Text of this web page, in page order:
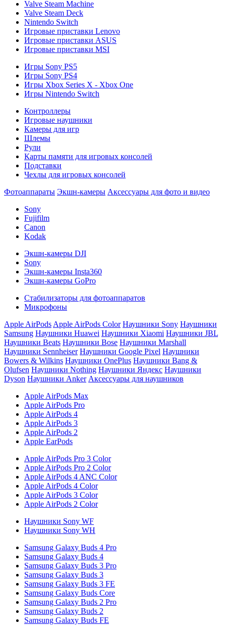
Valve Steam Machine
Valve Steam Deck
Nintendo Switch
Игровые приставки Lenovo
Игровые приставки ASUS
Игровые приставки MSI
Игры Sony PS5
Игры Sony PS4
Игры Xbox Series X - Xbox One
Игры Nintendo Switch
Контроллеры
Игровые наушники
Камеры для игр
Шлемы
Рули
Карты памяти для игровых консолей
Подставки
Чехлы для игровых консолей
Фотоаппараты Экшн-камеры Аксессуары для фото и видео
Sony
Fujifilm
Canon
Kodak
Экшн-камеры DJI
Sony
Экшн-камеры Insta360
Экшн-камеры GoPro
Стабилизаторы для фотоаппаратов
Микрофоны
Apple AirPods Apple AirPods Color Наушники Sony Наушники
Samsung Наушники Huawei Наушники Xiaomi Наушники JBL
Наушники Beats Наушники Bose Наушники Marshall
Наушники Sennheiser Наушники Google Pixel Наушники
Bowers & Wilkins Наушники OnePlus Наушники Bang &
Olufsen Наушники Nothing Наушники Яндекс Наушники
Dyson Наушники Anker Аксессуары для наушников
Apple AirPods Max
Apple AirPods Pro
Apple AirPods 4
Apple AirPods 3
Apple AirPods 2
Apple EarPods
Apple AirPods Pro 3 Color
Apple AirPods Pro 2 Color
Apple AirPods 4 ANC Color
Apple AirPods 4 Color
Apple AirPods 3 Color
Apple AirPods 2 Color
Наушники Sony WF
Наушники Sony WH
Samsung Galaxy Buds 4 Pro
Samsung Galaxy Buds 4
Samsung Galaxy Buds 3 Pro
Samsung Galaxy Buds 3
Samsung Galaxy Buds 3 FE
Samsung Galaxy Buds Core
Samsung Galaxy Buds 2 Pro
Samsung Galaxy Buds 2
Samsung Galaxy Buds FE